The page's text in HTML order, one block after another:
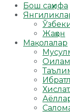
Бош саҳифа
Жаҳон
Мақолалар
Оилам